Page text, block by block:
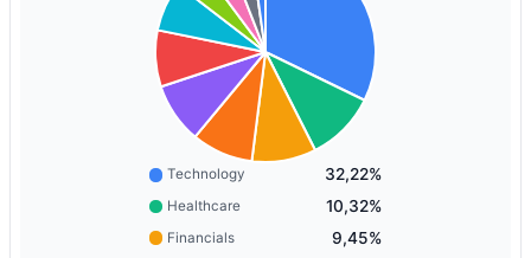
Technology 32,22%
Healthcare 10,32%
Financials 9,45%